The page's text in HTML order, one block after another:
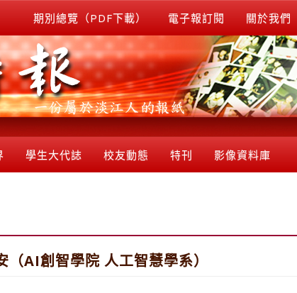
期別總覽（PDF下載） 電子報訂閱 關於我們
學生大代誌 校友動態 特刊 影像資料庫
（AI創智學院 人工智慧學系）